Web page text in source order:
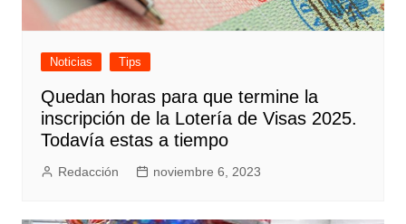
Noticias Tips
Quedan horas para que termine la
inscripción de la Lotería de Visas 2025.
Todavía estas a tiempo
Redacción noviembre 6, 2023